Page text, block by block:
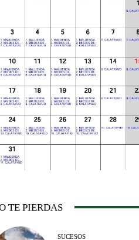
TE PIERDAS
SUCESOS